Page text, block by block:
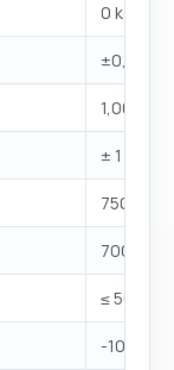
0 kg
±0,2 %FS
1,00 ±
± 1 %
750 Ω ±
700 Ω ±
≤ 5000
-10 ~